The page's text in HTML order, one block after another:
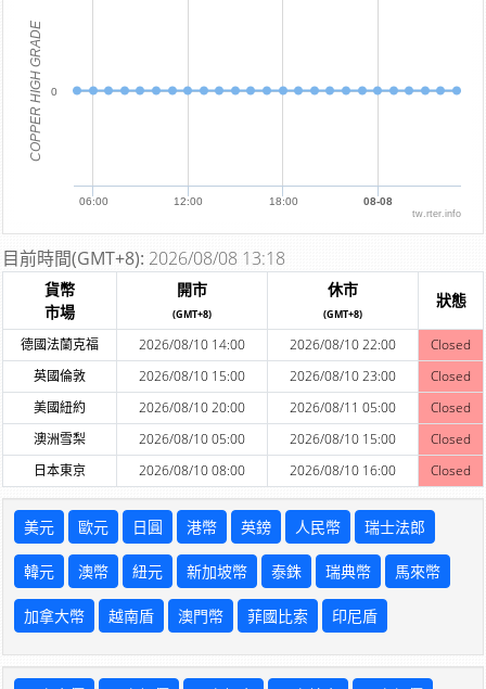
COPPER HIGH GRADE
06:00 12:00 18:00 08-08
0
tw.rter.info
目前時間(GMT+8): 2026/08/08 13:18
貨幣
市場
開市
(GMT+8)
休市
(GMT+8)
狀態
德國法蘭克福 2026/08/10 14:00 2026/08/10 22:00
Closed
英國倫敦
2026/08/10 15:00 2026/08/10 23:00
Closed
美國紐約
2026/08/10 20:00 2026/08/11 05:00
Closed
澳洲雪梨
2026/08/10 05:00 2026/08/10 15:00
Closed
日本東京
2026/08/10 08:00 2026/08/10 16:00 Closed
美元 歐元 日圓 港幣 英鎊 人民幣 瑞士法郎
韓元 澳幣 紐元 新加坡幣 泰銖 瑞典幣 馬來幣
加拿大幣 越南盾 澳門幣 菲國比索 印尼盾